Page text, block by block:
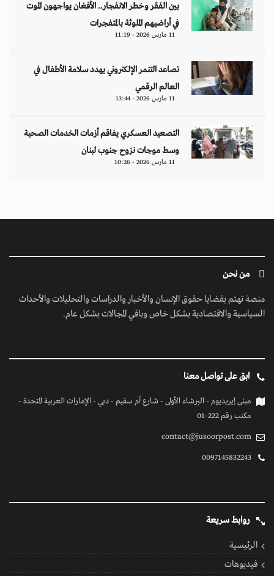
بين الفقر وخطر الانفجار.. الأفغان يواجهون الموت
في أراضيهم الملوثة بالمتفجرات
11 مارس 2026 - 11:19
تصاعد التنمر الإلكتروني يهدد سلامة الأطفال في
العالم الرقمي
11 مارس 2026 - 13:44
التصعيد العسكري يفاقم أزمات الخدمات الصحية
وسط موجات نزوح جنوب لبنان
11 مارس 2026 - 10:26
من نحن
منصة تهتم بقضايا حقوق الإنسان والأخبار والدراسات والتحليلات والأحداث
السياسية والاقتصادية بشكل خاص وباقي المجالات بشكل عام.
ابق على تواصل معنا
مبنى إيريديوم - البرشاء الأولى - شارع أم سقيم - دبي - الإمارات العربية المتحدة -
مكتب رقم 222-01
contact@jusoorpost.com
0097145832243
روابط سريعة
الرئيسية
فيديوهات